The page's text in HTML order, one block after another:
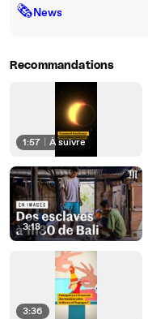
🗞News
Recommandations
1:57 À suivre
3:18
3:36